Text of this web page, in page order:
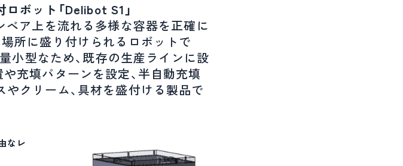
ット「Delibot S1」
ベア上を流れる多様な容器を正確に
所に盛り付けられるロボットで
小型なため、既存の生産ラインに設
充填パターンを設定、半自動充填
クリーム、具材を盛付ける製品で
なレ